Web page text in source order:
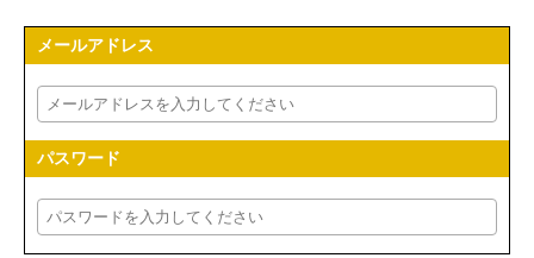
メールアドレス
パスワード